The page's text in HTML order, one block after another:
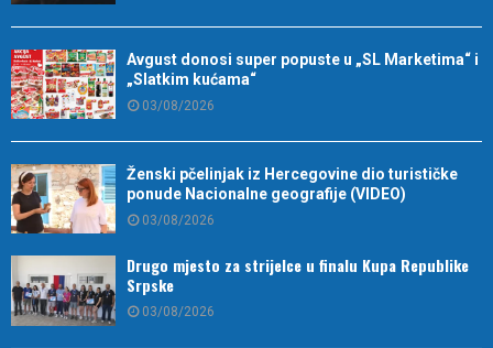
Avgust donosi super popuste u „SL Marketima“ i
„Slatkim kućama“
03/08/2026
Ženski pčelinjak iz Hercegovine dio turističke
ponude Nacionalne geografije (VIDEO)
03/08/2026
Drugo mjesto za strijelce u finalu Kupa Republike
Srpske
03/08/2026